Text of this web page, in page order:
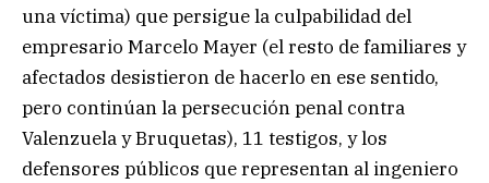
una víctima) que persigue la culpabilidad del
empresario Marcelo Mayer (el resto de familiares y
afectados desistieron de hacerlo en ese sentido,
pero continúan la persecución penal contra
Valenzuela y Bruquetas), 11 testigos, y los
defensores públicos que representan al ingeniero